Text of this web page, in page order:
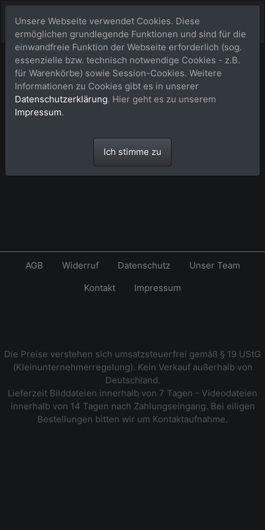
Lightbox (Favoriten)
Die Lightbox ist leer.
Unsere Webseite verwendet Cookies. Diese
ermöglichen grundlegende Funktionen und sind für die
einwandfreie Funktion der Webseite erforderlich (sog.
essenzielle bzw. technisch notwendige Cookies - z.B.
für Warenkörbe) sowie Session-Cookies. Weitere
Informationen zu Cookies gibt es in unserer
Datenschutzerklärung. Hier geht es zu unserem
Impressum.
Ich stimme zu
AGB Widerruf Datenschutz
Unser Team
Kontakt
Impressum
Die Preise verstehen sich umsatzsteuerfrei gemäß § 19 UStG
(Kleinunternehmerregelung). Kein Verkauf außerhalb von
Deutschland.
Lieferzeit Bilddateien innerhalb von 7 Tagen - Videodateien
innerhalb von 14 Tagen nach Zahlungseingang. Bei eiligen
Bestellungen bitten wir um Kontaktaufnahme.